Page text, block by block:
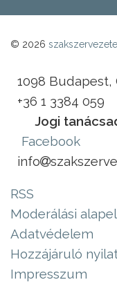
© 2026
1098 Budapest,
+36 1 3384 059
Jogi
Facebook
info
RSS
Moderálási
Adatvédelem
Hozzájáruló
Impresszum